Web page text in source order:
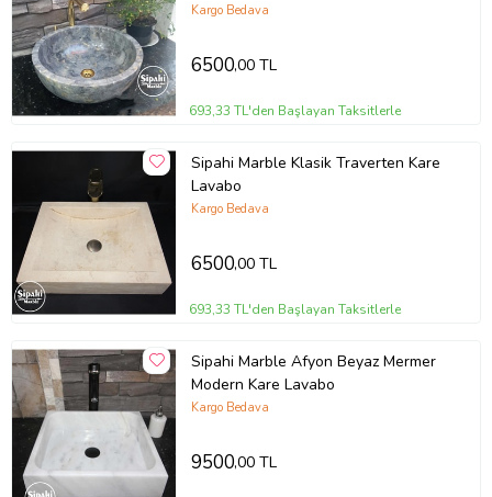
Ürün Kodu:kcm16573538 Kargo Bedava
6500,00 TL
693,33 TL'den Başlayan Taksitlerle
Sipahi Marble Klasik Traverten Kare
Lavabo
Kargo Bedava
6500,00 TL
693,33 TL'den Başlayan Taksitlerle
Sipahi Marble Afyon Beyaz Mermer
Modern Kare Lavabo
Kargo Bedava
9500,00 TL